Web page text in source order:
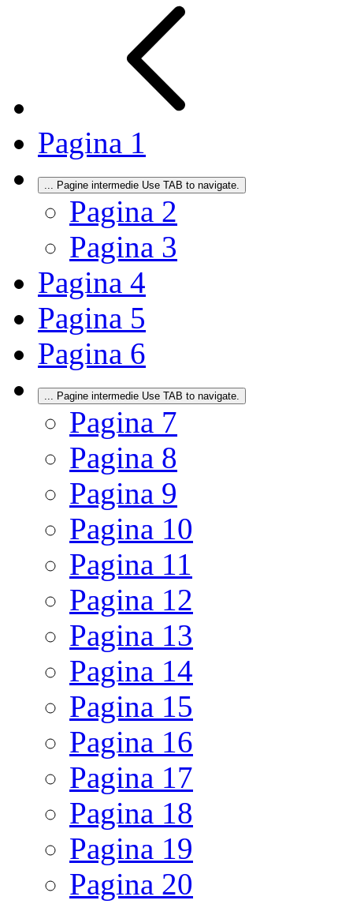
Pagina 1
Pagine intermedie Use TAB to navigate.
Pagina 2
Pagina 3
Pagina 4
Pagina 5
Pagina 6
Pagine intermedie Use TAB to navigate.
Pagina 7
Pagina 8
Pagina 9
Pagina 10
Pagina 11
Pagina 12
Pagina 13
Pagina 14
Pagina 15
Pagina 16
Pagina 17
Pagina 18
Pagina 19
Pagina 20